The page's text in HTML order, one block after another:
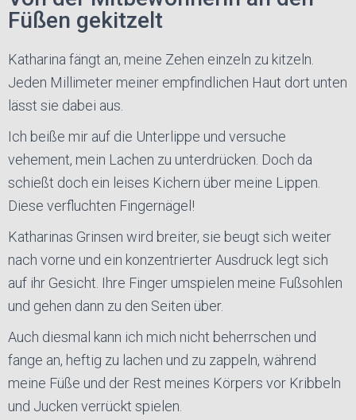
Füßen gekitzelt
Katharina fängt an, meine Zehen einzeln zu kitzeln.
Jeden Millimeter meiner empfindlichen Haut dort unten
lässt sie dabei aus.
Ich beiße mir auf die Unterlippe und versuche
vehement, mein Lachen zu unterdrücken. Doch da
schießt doch ein leises Kichern über meine Lippen.
Diese verfluchten Fingernägel!
Katharinas Grinsen wird breiter, sie beugt sich weiter
nach vorne und ein konzentrierter Ausdruck legt sich
auf ihr Gesicht. Ihre Finger umspielen meine Fußsohlen
und gehen dann zu den Seiten über.
Auch diesmal kann ich mich nicht beherrschen und
fange an, heftig zu lachen und zu zappeln, während
meine Füße und der Rest meines Körpers vor Kribbeln
und Jucken verrückt spielen.